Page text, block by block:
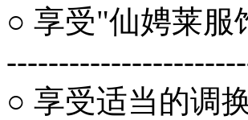
○ 享受"仙娉莱服
○ 享受适当的调